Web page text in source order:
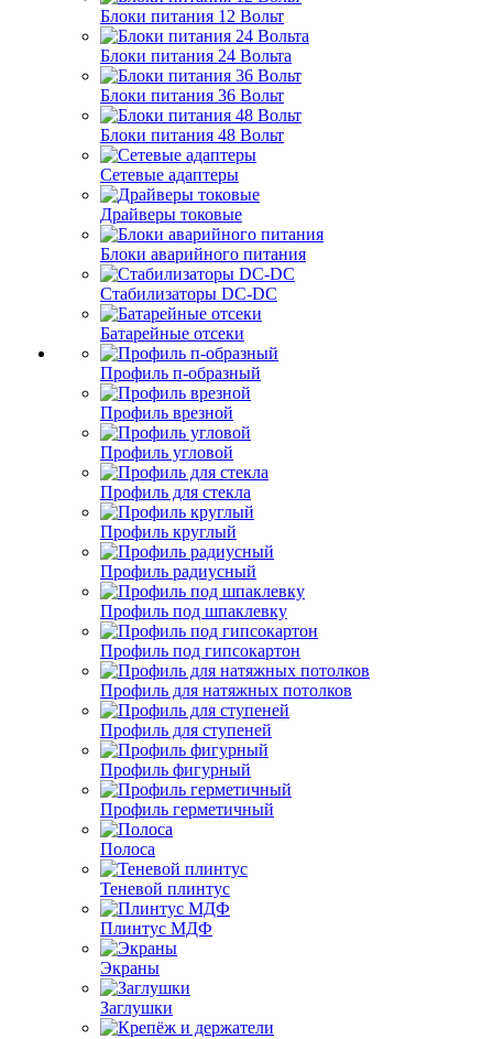
Блоки питания 12 Вольт
Блоки питания 24 Вольта
Блоки питания 36 Вольт
Блоки питания 48 Вольт
Сетевые адаптеры
Драйверы токовые
Блоки аварийного питания
Стабилизаторы DC-DC
Батарейные отсеки
Профиль п-образный
Профиль врезной
Профиль угловой
Профиль для стекла
Профиль круглый
Профиль радиусный
Профиль под шпаклевку
Профиль под гипсокартон
Профиль для натяжных потолков
Профиль для ступеней
Профиль фигурный
Профиль герметичный
Полоса
Теневой плинтус
Плинтус МДФ
Экраны
Заглушки